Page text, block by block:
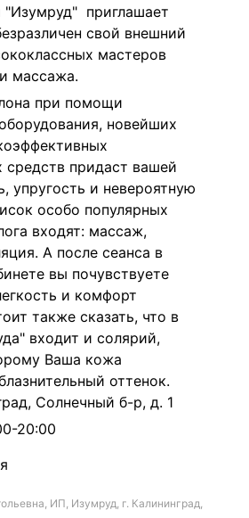
"Изумруд" приглашает
свой внешний
мастеров
массажа.
при помощи
новейших
средств придаст вашей
упругость и невероятную
особо популярных
входят: массаж,
А после сеанса в
вы почувствуете
и комфорт
также сказать, что в
входит и солярий,
Ваша кожа
оттенок.
Солнечный б-р, д. 1
20:00
ИП, Изумруд, г. Калининград,